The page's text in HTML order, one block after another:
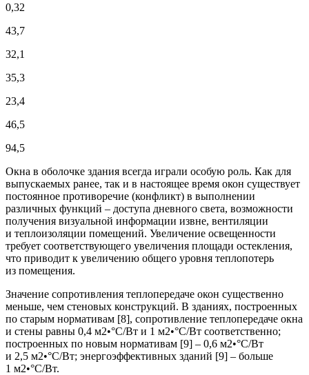
0,32
43,7
32,1
35,3
23,4
46,5
94,5
Окна в оболочке здания всегда играли особую роль. Как для
выпускаемых ранее, так и в настоящее время окон существует
постоянное противоречие (конфликт) в выполнении
различных функций – доступа дневного света, возможности
получения визуальной информации извне, вентиляции
и теплоизоляции помещений. Увеличение освещенности
требует соответствующего увеличения площади остекления,
что приводит к увеличению общего уровня теплопотерь
из помещения.
Значение сопротивления теплопередаче окон существенно
меньше, чем стеновых конструкций. В зданиях, построенных
по старым нормативам [8], сопротивление теплопередаче окна
и стены равны 0,4 м2•°С/Вт и 1 м2•°С/Вт соответственно;
построенных по новым нормативам [9] – 0,6 м2•°С/Вт
и 2,5 м2•°С/Вт; энергоэффективных зданий [9] – больше
1 м2•°С/Вт.